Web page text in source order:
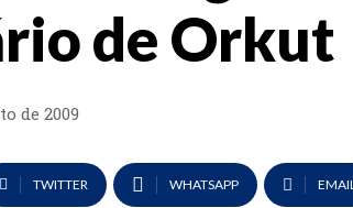
de Orkut
de 2009
TWITTER WHATSAPP EMAIL